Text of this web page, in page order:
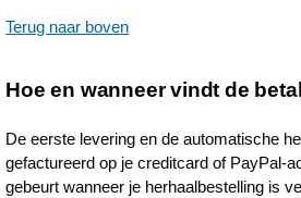
Terug naar boven
Hoe en wanneer vindt de
De eerste levering en de automatische
gefactureerd op je creditcard of PayPal-
gebeurt wanneer je herhaalbestelling is